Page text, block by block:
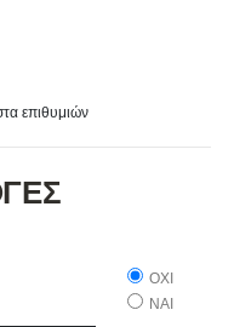
επιθυμιών
ΟΧΙ
ΝΑΙ